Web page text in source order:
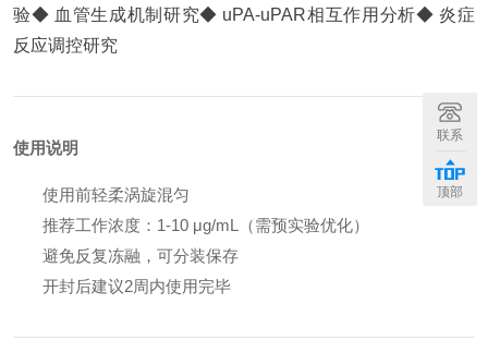
验◆ 血管生成机制研究◆ uPA-uPAR相互作用分析◆ 炎症
反应调控研究
使用说明
使用前轻柔涡旋混匀
推荐工作浓度：1-10 μg/mL（需预实验优化）
避免反复冻融，可分装保存
开封后建议2周内使用完毕
联系
顶部